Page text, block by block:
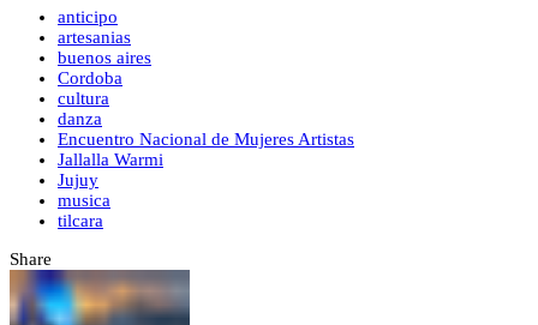
anticipo
artesanias
buenos aires
Cordoba
cultura
danza
Encuentro Nacional de Mujeres Artistas
Jallalla Warmi
Jujuy
musica
tilcara
Share